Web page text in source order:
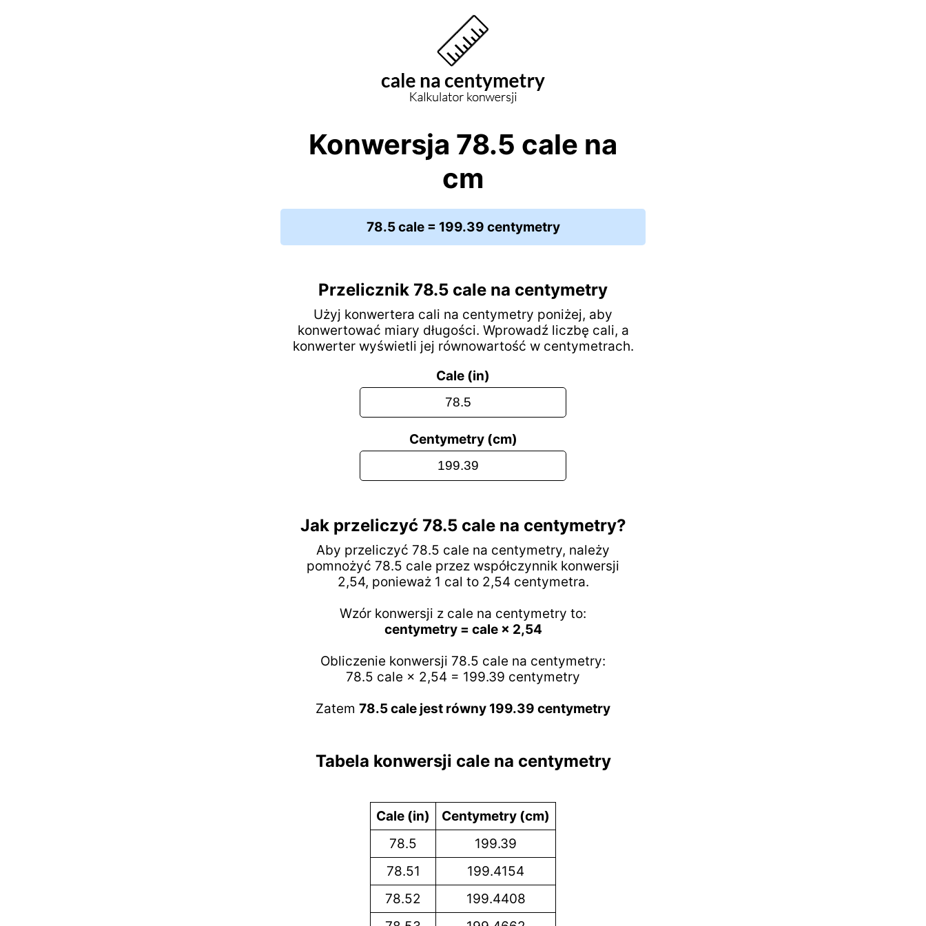
Konwersja 78.5 cale na
cm
78.5 cale = 199.39 centymetry
Przelicznik 78.5 cale na centymetry
Użyj konwertera cali na centymetry poniżej, aby
konwertować miary długości. Wprowadź liczbę cali, a
konwerter wyświetli jej równowartość w centymetrach.
Cale (in)
Centymetry (cm)
Jak przeliczyć 78.5 cale na centymetry?
Aby przeliczyć 78.5 cale na centymetry, należy
pomnożyć 78.5 cale przez współczynnik konwersji
2,54, ponieważ 1 cal to 2,54 centymetra.
Wzór konwersji z cale na centymetry to:
centymetry = cale × 2,54
Obliczenie konwersji 78.5 cale na centymetry:
78.5 cale × 2,54 = 199.39 centymetry
Zatem 78.5 cale jest równy 199.39 centymetry
Tabela konwersji cale na centymetry
Cale (in)
Centymetry (cm)
78.5
199.39
78.51
199.4154
78.52
199.4408